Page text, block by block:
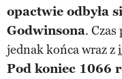
opactwie odbyła
Godwinsona. Czas
jednak końca wraz z
Pod koniec 1066